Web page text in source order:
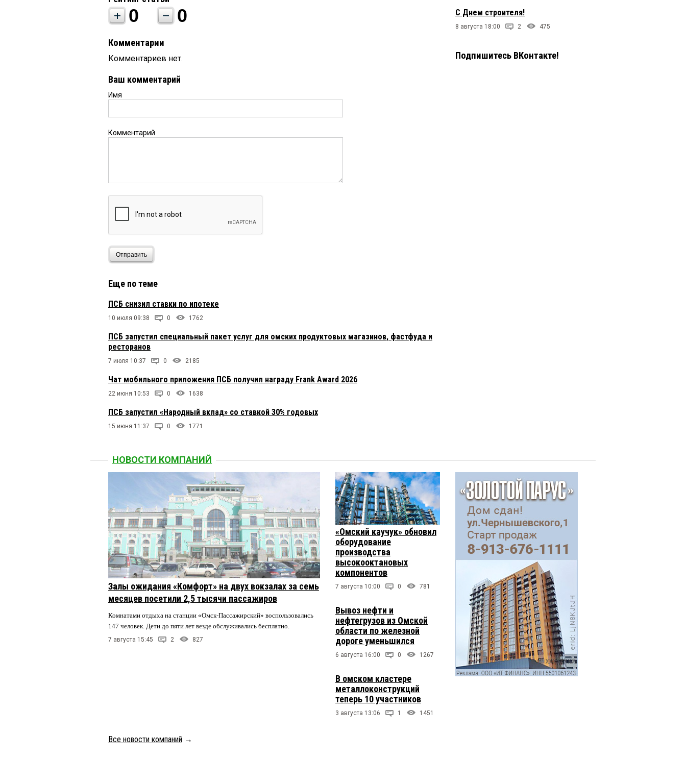
0 0
Комментарии
Комментариев нет.
Ваш комментарий
Имя
Комментарий
Отправить
Еще по теме
ПСБ снизил ставки по ипотеке
10 июля 09:38 0 1762
ПСБ запустил специальный пакет услуг для омских продуктовых магазинов, фастфуда и
ресторанов
7 июля 10:37 0 2185
Чат мобильного приложения ПСБ получил награду Frank Award 2026
22 июня 10:53 0 1638
ПСБ запустил «Народный вклад» со ставкой 30% годовых
15 июня 11:37 0 1771
С Днем строителя!
8 августа 18:00 2 475
Подпишитесь ВКонтакте!
НОВОСТИ КОМПАНИЙ
Залы ожидания «Комфорт» на двух вокзалах за семь
месяцев посетили 2,5 тысячи пассажиров
Комнатами отдыха на станции «Омск-Пассажирский» воспользовались
147 человек. Дети до пяти лет везде обслуживались бесплатно.
7 августа 15:45 2 827
«Омский каучук» обновил
оборудование
производства
высокооктановых
компонентов
7 августа 10:00 0 781
Вывоз нефти и
нефтегрузов из Омской
области по железной
дороге уменьшился
6 августа 16:00 0 1267
В омском кластере
металлоконструкций
теперь 10 участников
3 августа 13:06 1 1451
Все новости компаний →